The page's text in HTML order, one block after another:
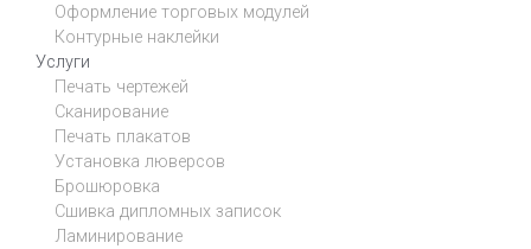
Оформление торговых модулей
Контурные наклейки
Услуги
Печать чертежей
Сканирование
Печать плакатов
Установка люверсов
Брошюровка
Сшивка дипломных записок
Ламинирование